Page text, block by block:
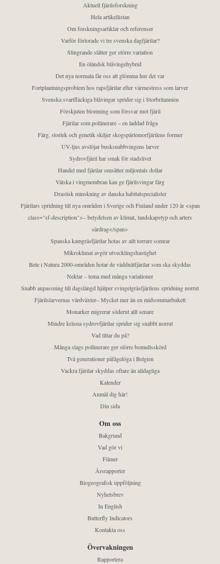
Aktuell fjärilsforskning
Hela artikellistan
Om forskningsartiklar och referenser
Varför förlorade vi tre svenska dagfjärilar?
Slingrande slåtter ger större variation
En öländsk blåvingehybrid
Det nya normala får oss att glömma hur det var
Fortplantningsproblem hos rapsfjärilar efter värmestress som larver
Svenska svartfläckiga blåvingar sprider sig i Storbritannien
Förskjuten blomning som försvar mot fjäril
Fjärilar som pollinerare – en laddad fråga
Färg, storlek och genetik skiljer skogspärlemorfjärilens former
UV-ljus avslöjar busksnabbvingens larver
Sydrovfjäril har smak för stadslivet
Handel med fjärilar omsätter miljontals dollar
Vätska i vingmembran kan ge fjärilsvingar färg
Drastisk minskning av danska habitatspecialister
Fjärilars spridning till nya områden i Sverige och Finland under 120 år <span
class="sf-description">– betydelsen av klimat, landskapstyp och arters
särdrag</span>
Spanska kamgräsfjärilar hotas av allt torrare somrar
Mikroklimat avgör utvecklingshastighet
Bete i Natura 2000-områden hotar de väddnätfjärilar som ska skyddas
Nektar – tema med många variationer
Snabb anpassning till dagslängd hjälper svingelgräsfjärilens spridning norrut
Fjärilslarvernas värdväxter– Mycket mer än en midsommarbukett
Monarker migrerar söderut allt senare
Mindre kräsna sydrovfjärilar sprider sig snabbt norrut
Vad tittar du på?
Många slags pollinerare ger större bomullsskörd
Två generationer påfågelöga i Belgien
Vackra fjärilar skyddas oftare än alldagliga
Kalender
Anmäl dig här!
Din sida
Om oss
Bakgrund
Vad gör vi
Filmer
Årsrapporter
Biogeografisk uppföljning
Nyhetsbrev
In English
Butterfly Indicators
Kontakta oss
Övervakningen
Rapportera